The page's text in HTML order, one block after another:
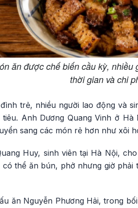
ăn được chế biến cầu kỳ,
thời gian và chi
trẻ, nhiều người lao động và
Anh Dương Quang Vinh ở
sang các món rẻ hơn như xôi
Huy, sinh viên tại Hà Nội,
có thể ăn bún, phở nhưng giờ
ăn Nguyễn Phương Hải, trong